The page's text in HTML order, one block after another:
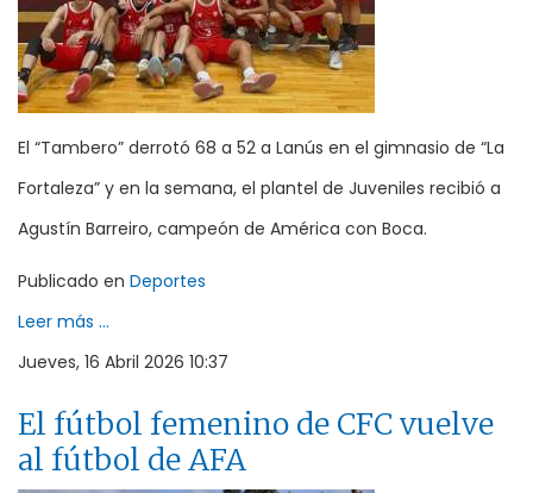
El “Tambero” derrotó 68 a 52 a Lanús en el gimnasio de “La
Fortaleza” y en la semana, el plantel de Juveniles recibió a
Agustín Barreiro, campeón de América con Boca.
Publicado en Deportes
Leer más ...
Jueves, 16 Abril 2026 10:37
El fútbol femenino de CFC vuelve
al fútbol de AFA